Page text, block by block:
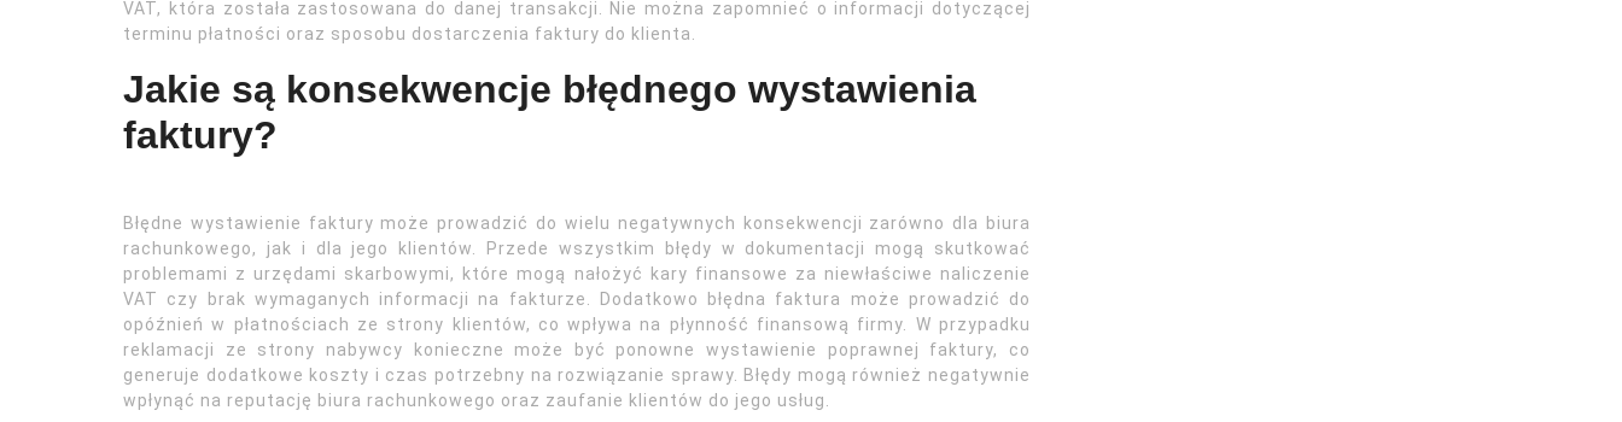
VAT, która została zastosowana do danej transakcji. Nie można zapomnieć o informacji dotyczącej
terminu płatności oraz sposobu dostarczenia faktury do klienta.
Jakie są konsekwencje błędnego wystawienia
faktury?
Błędne wystawienie faktury może prowadzić do wielu negatywnych konsekwencji zarówno dla biura
rachunkowego, jak i dla jego klientów. Przede wszystkim błędy w dokumentacji mogą skutkować
problemami z urzędami skarbowymi, które mogą nałożyć kary finansowe za niewłaściwe naliczenie
VAT czy brak wymaganych informacji na fakturze. Dodatkowo błędna faktura może prowadzić do
opóźnień w płatnościach ze strony klientów, co wpływa na płynność finansową firmy. W przypadku
reklamacji ze strony nabywcy konieczne może być ponowne wystawienie poprawnej faktury, co
generuje dodatkowe koszty i czas potrzebny na rozwiązanie sprawy. Błędy mogą również negatywnie
wpłynąć na reputację biura rachunkowego oraz zaufanie klientów do jego usług.